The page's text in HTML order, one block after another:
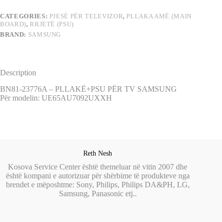
CATEGORIES: PJESË PËR TELEVIZOR, PLLAKA AMË (MAIN
BOARD), RRJETË (PSU)
BRAND: SAMSUNG
Description
BN81-23776A – PLLAKË+PSU PËR TV SAMSUNG
Për modelin: UE65AU7092UXXH
Reth Nesh
Kosova Service Center është themeluar në vitin 2007 dhe
është kompani e autorizuar për shërbime të produkteve nga
brendet e mëposhtme: Sony, Philips, Philips DA&PH, LG,
Samsung, Panasonic etj..